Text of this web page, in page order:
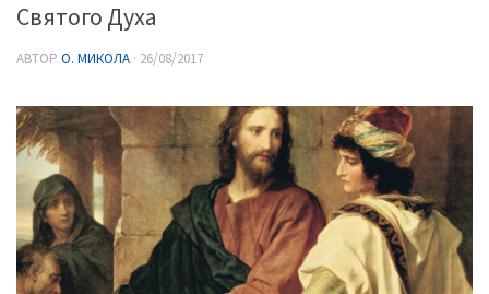
Святого Духа
АВТОР О. МИКОЛА · 26/08/2017